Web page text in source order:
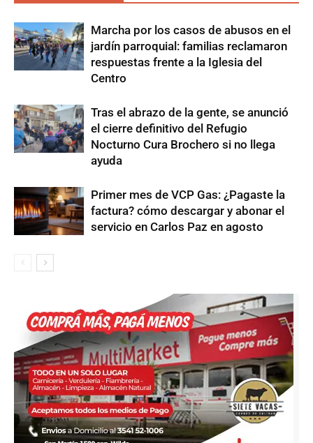
Marcha por los casos de abusos en el
jardín parroquial: familias reclamaron
respuestas frente a la Iglesia del
Centro
Tras el abrazo de la gente, se anunció
el cierre definitivo del Refugio
Nocturno Cura Brochero si no llega
ayuda
Primer mes de VCP Gas: ¿Pagaste la
factura? cómo descargar y abonar el
servicio en Carlos Paz en agosto